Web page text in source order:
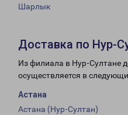
Шарлык
Доставка по Нур-
Из филиала в Нур-Султане
осуществляется в
Астана
Астана (Нур-Султан)